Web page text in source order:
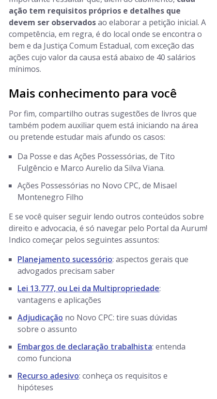
ação tem requisitos próprios e detalhes que
devem ser observadosao elaborar a petição inicial. A
competência, em regra, é do local onde se encontra o
bem e da Justiça Comum Estadual, com exceção das
ações cujo valor da causa está abaixo de 40 salários
mínimos.
Mais conhecimento para você
Por fim, compartilho outras sugestões de livros que
também podem auxiliar quem está iniciando na área
ou pretende estudar mais afundo os casos:
Da Posse e das Ações Possessórias, de Tito
Fulgêncio e Marco Aurelio da Silva Viana.
Ações Possessórias no Novo CPC, de Misael
Montenegro Filho
E se você quiser seguir lendo outros conteúdos sobre
direito e advocacia, é só navegar pelo Portal da Aurum!
Indico começar pelos seguintes assuntos:
Planejamento sucessório: aspectos gerais que
advogados precisam saber
Lei 13.777, ou Lei da Multipropriedade:
vantagens e aplicações
Adjudicação no Novo CPC: tire suas dúvidas
sobre o assunto
Embargos de declaração trabalhista: entenda
como funciona
Recurso adesivo: conheça os requisitos e
hipóteses